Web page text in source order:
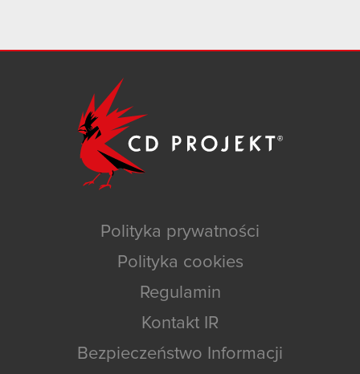
Polityka prywatności
Polityka cookies
Regulamin
Kontakt IR
Bezpieczeństwo Informacji